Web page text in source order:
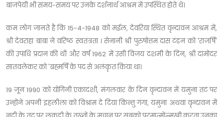
बाजपेयी भी समय-समय पर उनके दर्शनार्थ आश्रम में उपस्थित होते थे।
कम लोग जानते है कि 15-4-1948 को मईल, देवरिया स्थित वृन्दावन आश्रम में,
श्री देवराहा बाबा ने वरिष्ठ स्वतंत्रता । सेनानी श्री पुरुषोत्तम दास टंडन को 'राजर्षि'
की उपाधि प्रदान की थी और वर्ष 1962 में उसी विजय दशमी के दिन, श्री दामोदर
सातवलेकर को 'ब्रह्मर्षि के पद से अलंकृत किया था।
19 जून 1990 को योगिनी एकादशी, मंगलवार के दिन वृन्दावन में यमुना तट पर
उन्होंने अपनी इहलीला को विश्राम दे दिया किन्तु गंगा, यमुना अथवा वृन्दावन में